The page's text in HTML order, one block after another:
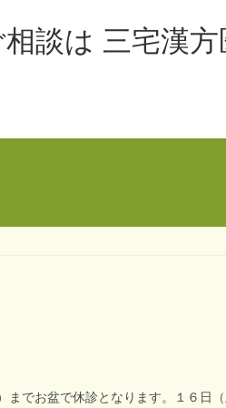
談は 三宅漢
までお盆で休診となります。１６日